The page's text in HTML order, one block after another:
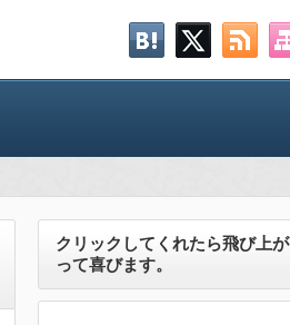
クリックしてくれたら飛び上が
って喜びます。